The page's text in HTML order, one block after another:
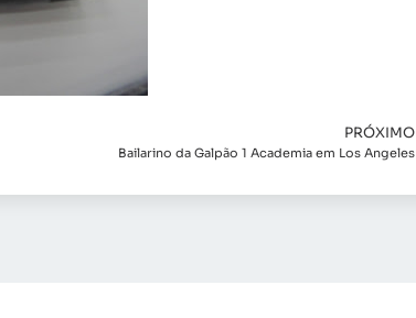
PRÓXIMO
Bailarino da Galpão 1 Academia em Los Angeles